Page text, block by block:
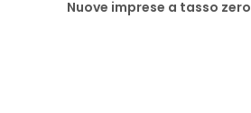
Nuove imprese a tasso zero